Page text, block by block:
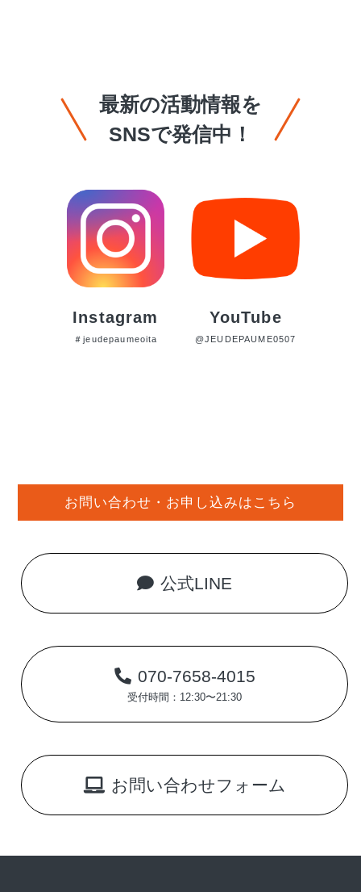
最新の活動情報を
SNSで発信中！
Instagram
＃jeudepaumeoita
YouTube
@JEUDEPAUME0507
お問い合わせ・お申し込みはこちら
公式LINE
070-7658-4015
受付時間：12:30〜21:30
お問い合わせフォーム